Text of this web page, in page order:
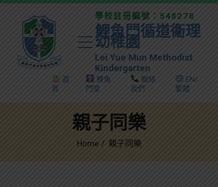
學校註冊編號：548278
鯉魚門循道衞理
幼稚園
Lei Yue Mun Methodist
Kindergarten
首
頁
鯉魚
門堂
聯絡
我們
EN/
繁體
親子同樂
Home 親子同樂